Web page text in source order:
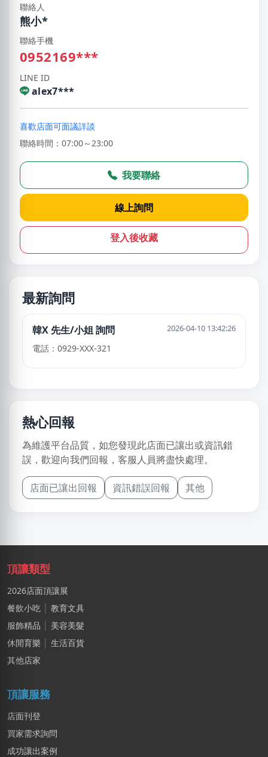
聯絡人
熊小*
聯絡手機
0952169***
LINE ID
alex7***
喜歡店面可面議詳談
聯絡時間：07:00～23:00
我要聯絡
線上詢問
登入後收藏
最新詢問
韓X 先生/小姐 詢問 2026-04-10 13:42:26
電話：0929-XXX-321
熱心回報
為維護平台品質，如您發現此店面已讓出或資訊錯
誤，歡迎向我們回報，客服人員將盡快處理。
店面已讓出回報 資訊錯誤回報 其他
頂讓類型
2026店面頂讓展
餐飲小吃
教育文具
服飾精品
美容美髮
休閒育樂
生活百貨
其他店家
頂讓服務
店面刊登
買家需求詢問
成功讓出案例